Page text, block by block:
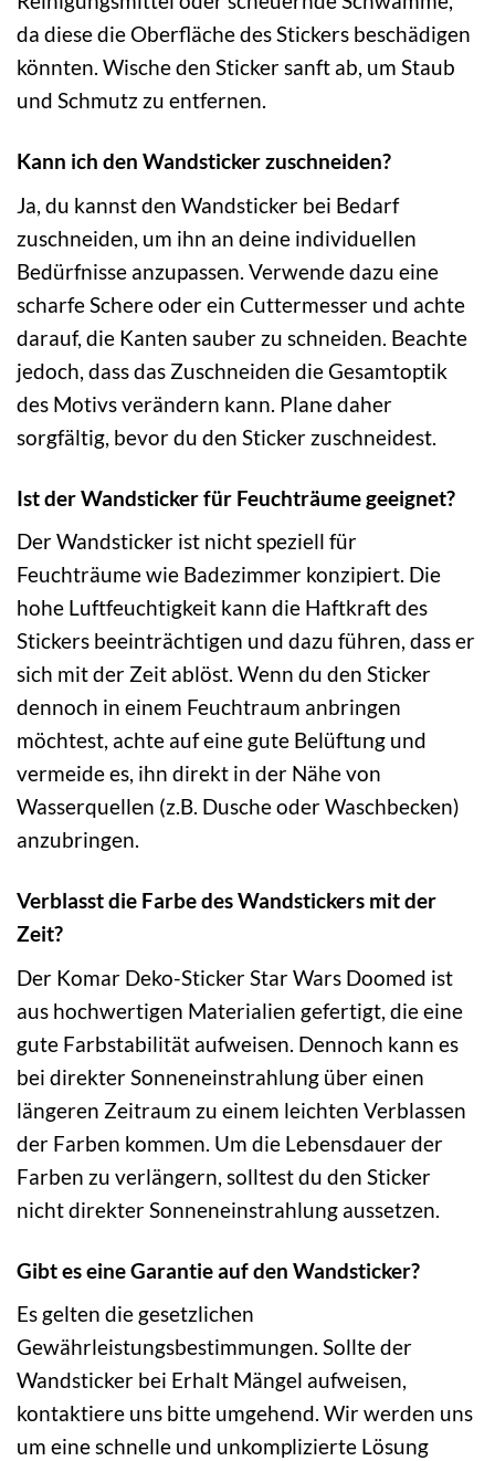
da diese die Oberfläche des Stickers beschädigen
könnten. Wische den Sticker sanft ab, um Staub
und Schmutz zu entfernen.
Kann ich den Wandsticker zuschneiden?
Ja, du kannst den Wandsticker bei Bedarf
zuschneiden, um ihn an deine individuellen
Bedürfnisse anzupassen. Verwende dazu eine
scharfe Schere oder ein Cuttermesser und achte
darauf, die Kanten sauber zu schneiden. Beachte
jedoch, dass das Zuschneiden die Gesamtoptik
des Motivs verändern kann. Plane daher
sorgfältig, bevor du den Sticker zuschneidest.
Ist der Wandsticker für Feuchträume geeignet?
Der Wandsticker ist nicht speziell für
Feuchträume wie Badezimmer konzipiert. Die
hohe Luftfeuchtigkeit kann die Haftkraft des
Stickers beeinträchtigen und dazu führen, dass er
sich mit der Zeit ablöst. Wenn du den Sticker
dennoch in einem Feuchtraum anbringen
möchtest, achte auf eine gute Belüftung und
vermeide es, ihn direkt in der Nähe von
Wasserquellen (z.B. Dusche oder Waschbecken)
anzubringen.
Verblasst die Farbe des Wandstickers mit der
Zeit?
Der Komar Deko-Sticker Star Wars Doomed ist
aus hochwertigen Materialien gefertigt, die eine
gute Farbstabilität aufweisen. Dennoch kann es
bei direkter Sonneneinstrahlung über einen
längeren Zeitraum zu einem leichten Verblassen
der Farben kommen. Um die Lebensdauer der
Farben zu verlängern, solltest du den Sticker
nicht direkter Sonneneinstrahlung aussetzen.
Gibt es eine Garantie auf den Wandsticker?
Es gelten die gesetzlichen
Gewährleistungsbestimmungen. Sollte der
Wandsticker bei Erhalt Mängel aufweisen,
kontaktiere uns bitte umgehend. Wir werden uns
um eine schnelle und unkomplizierte Lösung